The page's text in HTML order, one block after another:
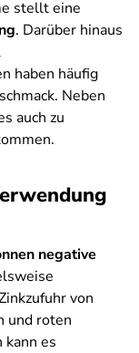
stellt eine
. Darüber hinaus
haben häufig
Neben
auch zu
negative
von
und roten
es